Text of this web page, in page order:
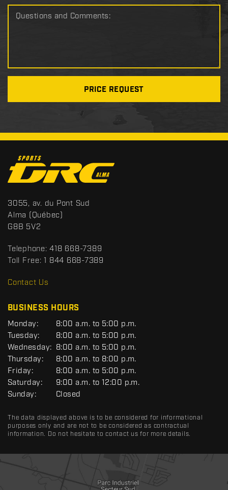
Questions and Comments:
PRICE REQUEST
o
n
t
a
c
S
p
o
t
s
R
3055, av. du Pont Sud
Alma (Québec)
G8B 5V2
Telephone: 418 668-7389
Toll Free: 1 844 668-7389
Contact Us
BUSINESS HOURS
G
E
N
E
R
A
L
Monday:
8:00 a.m. to 5:00 p.m.
Tuesday:
8:00 a.m. to 5:00 p.m.
Wednesday: 8:00 a.m. to 5:00 p.m.
Thursday:
8:00 a.m. to 8:00 p.m.
Friday:
8:00 a.m. to 5:00 p.m.
Saturday:
9:00 a.m. to 12:00 p.m.
Sunday:
Closed
The data displayed above is to be considered for informational
purposes only and are not to be considered as contractual
information. Do not hesitate to contact us for more details.